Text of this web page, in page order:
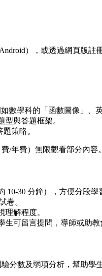
Android），或透過網頁版
數學科的「函數圖像」、
型與答題框架。
策略。
費/年費）無限觀看部分內容。
10-30 分鐘），方便分段學
卷。
理解程度。
生可留言提問，導師或助教
分數及弱項分析，幫助學